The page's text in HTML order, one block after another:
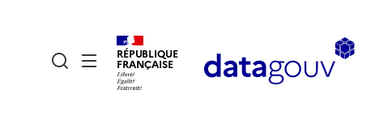
RÉPUBLIQUE
FRANÇAISE